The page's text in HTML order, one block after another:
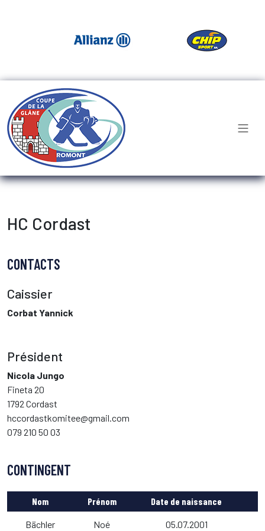
HC Cordast
CONTACTS
Caissier
Corbat Yannick
Président
Nicola Jungo
Fineta 20
1792 Cordast
hccordastkomitee@gmail.com
079 210 50 03
CONTINGENT
Nom Prénom Date de naissance
Bächler Noé 05.07.2001